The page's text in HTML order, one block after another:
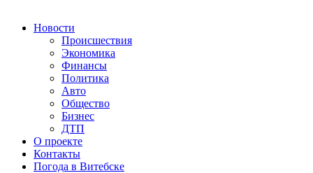
Новости
Происшествия
Экономика
Финансы
Политика
Авто
Общество
Бизнес
ДТП
О проекте
Контакты
Погода в Витебске